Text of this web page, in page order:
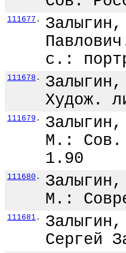
111677 .
с.:
111678 .
Худож.
111679 .
М.: Сов.
1.90
111680 .
М.:
111681 .
Сергей